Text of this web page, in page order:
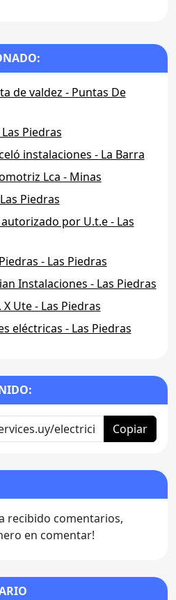
de valdez - Puntas De
Piedras
instalaciones - La Barra
Lca - Minas
Piedras
por U.t.e - Las
- Las Piedras
Instalaciones - Las Piedras
Ute - Las Piedras
eléctricas - Las Piedras
Copiar
recibido comentarios,
en comentar!